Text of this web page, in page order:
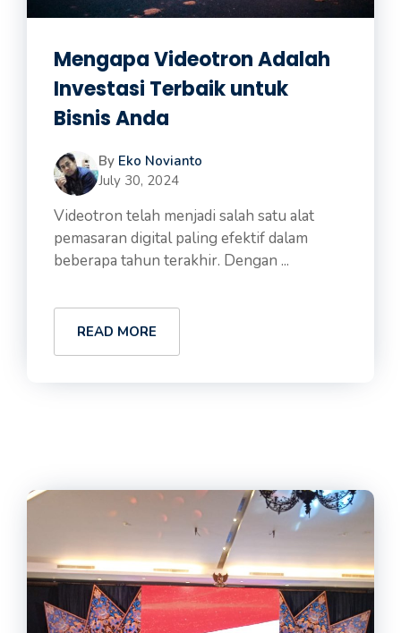
Mengapa Videotron Adalah
Investasi Terbaik untuk
Bisnis Anda
By Eko Novianto
July 30, 2024
Videotron telah menjadi salah satu alat
pemasaran digital paling efektif dalam
beberapa tahun terakhir. Dengan ...
READ MORE